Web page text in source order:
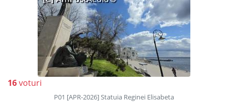
16voturi
P01 [APR-2026] Statuia Reginei Elisabeta